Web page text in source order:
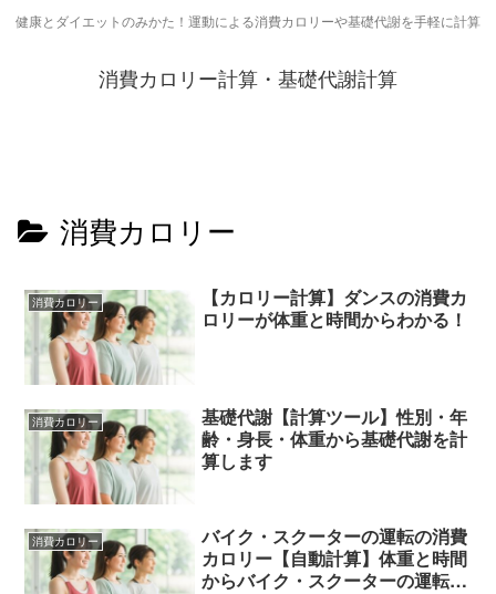
健康とダイエットのみかた！運動による消費カロリーや基礎代謝を手軽に計算
消費カロリー計算・基礎代謝計算
消費カロリー
消費カロリー
【カロリー計算】ダンスの消費カ
ロリーが体重と時間からわかる！
消費カロリー
基礎代謝【計算ツール】性別・年
齢・身長・体重から基礎代謝を計
算します
消費カロリー
バイク・スクーターの運転の消費
カロリー【自動計算】体重と時間
からバイク・スクーターの運転の